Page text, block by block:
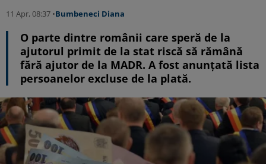
11 Apr, 08:37 •Bumbeneci Diana
O parte dintre românii care speră de la
ajutorul primit de la stat riscă să rămână
fără ajutor de la MADR. A fost anunțată lista
persoanelor excluse de la plată.